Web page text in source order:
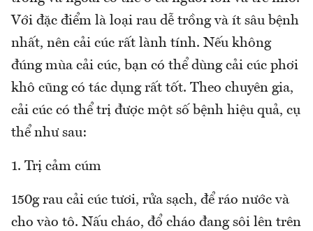
Với đặc điểm là loại rau dễ trồng và ít sâu bệnh
nhất, nên cải cúc rất lành tính. Nếu không
đúng mùa cải cúc, bạn có thể dùng cải cúc phơi
khô cũng có tác dụng rất tốt. Theo chuyên gia,
cải cúc có thể trị được một số bệnh hiệu quả, cụ
thể như sau:
1. Trị cảm cúm
150g rau cải cúc tươi, rửa sạch, để ráo nước và
cho vào tô. Nấu cháo, đổ cháo đang sôi lên trên